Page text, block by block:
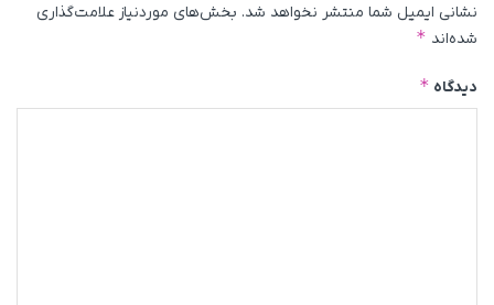
نشانی ایمیل شما منتشر نخواهد شد. بخش‌های موردنیاز علامت‌گذاری
شده‌اند *
دیدگاه *